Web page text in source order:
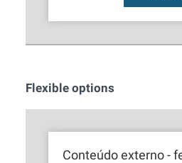
Flexible options
Conteúdo externo -